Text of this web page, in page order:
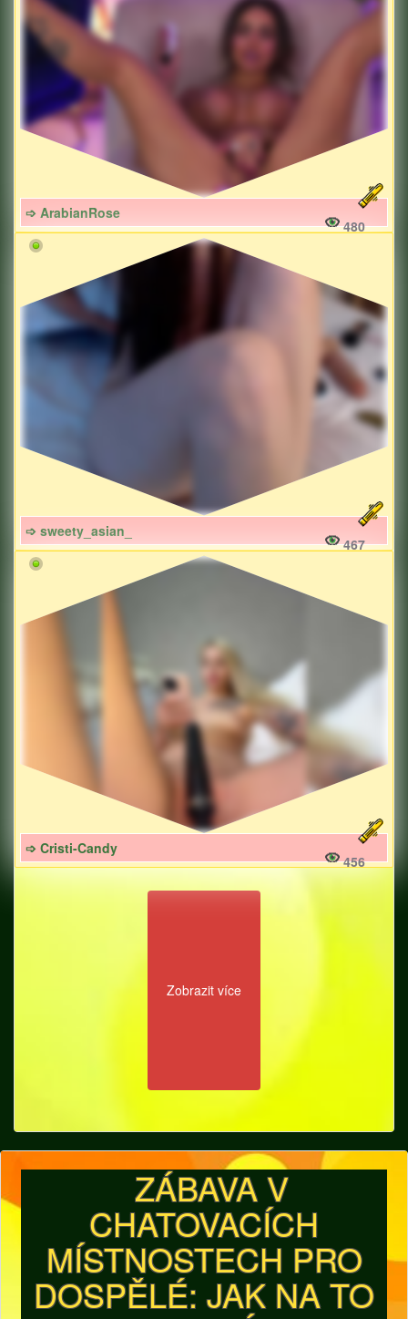
➩ ArabianRose
480
➩ sweety_asian_
467
➩ Cristi-Candy
456
Zobrazit více
ZÁBAVA V
CHATOVACÍCH
MÍSTNOSTECH PRO
DOSPĚLÉ: JAK NA TO